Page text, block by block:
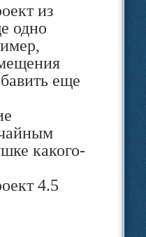
значение для
= = False
невидимо при
= 120, Width
SizeMode =
в
PictureBox.
из
одно
еще
какого-
4.5